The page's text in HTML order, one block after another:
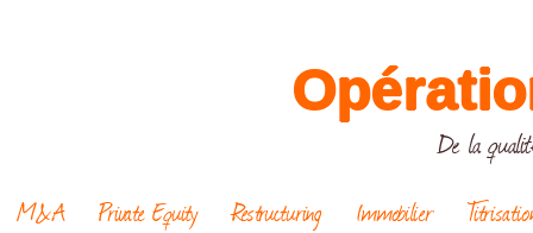
De la
M&A Private Equity Restructuring Immobilier